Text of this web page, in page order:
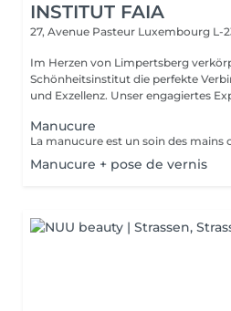
INSTITUT FAIA
27, Avenue Pasteur Luxembourg L-
Im Herzen von Limpertsberg
Schönheitsinstitut die perfekte
und Exzellenz. Unser
Manucure
Manucure + pose de vernis